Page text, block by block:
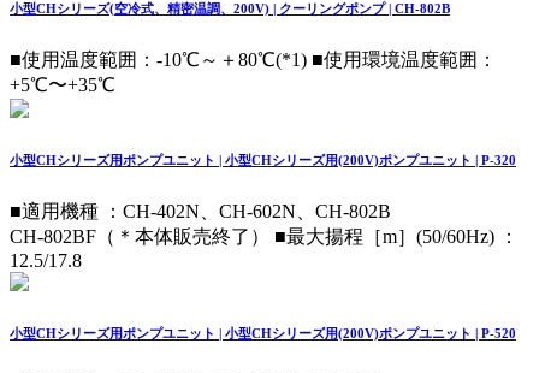
小型CHシリーズ(空冷式、精密温調、200V) | クーリングポンプ | CH-802B
■使用温度範囲：-10℃～＋80℃(*1) ■使用環境温度範囲：
+5℃〜+35℃
小型CHシリーズ用ポンプユニット | 小型CHシリーズ用(200V)ポンプユニット | P-320
■適用機種 ：CH-402N、CH-602N、CH-802B
CH-802BF（＊本体販売終了） ■最大揚程［m］(50/60Hz) ：
12.5/17.8
小型CHシリーズ用ポンプユニット | 小型CHシリーズ用(200V)ポンプユニット | P-520